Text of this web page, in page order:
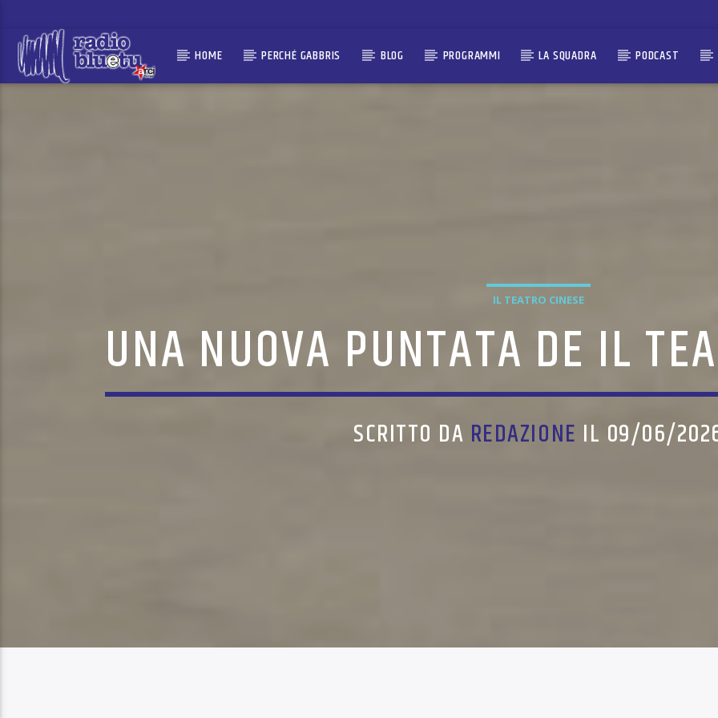
HOME PERCHÉ GABBRIS BLOG PROGRAMMI LA SQUADRA PODCAST
IL TEATRO CINESE
UNA NUOVA PUNTATA DE IL
SCRITTO DA REDAZIONE IL 09/06/